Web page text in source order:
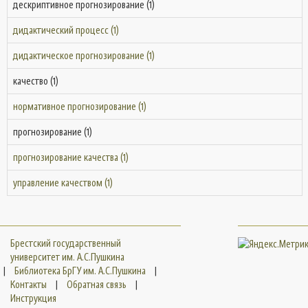
дескриптивное прогнозирование (1)
дидактический процесс (1)
дидактическое прогнозирование (1)
качество (1)
нормативное прогнозирование (1)
прогнозирование (1)
прогнозирование качества (1)
управление качеством (1)
Брестский государственный
университет им. А.С.Пушкина
|
Библиотека БрГУ им. А.С.Пушкина
|
Контакты
| Обратная связь
|
Инструкция